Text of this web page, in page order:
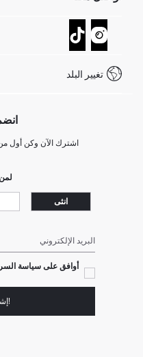
تتبع الشحنة
كيف يمكنك التسوق في ديفاكتو ؟
كيف تدفع في ديفاكتو؟
شروط المنافسة
نموذج الاتصال
خدمة العملاء
Call Center 19782
تغيير البلد
اشترك الآن وكن أول
انثى
البريد الإلكتروني
أوافق على سياسة